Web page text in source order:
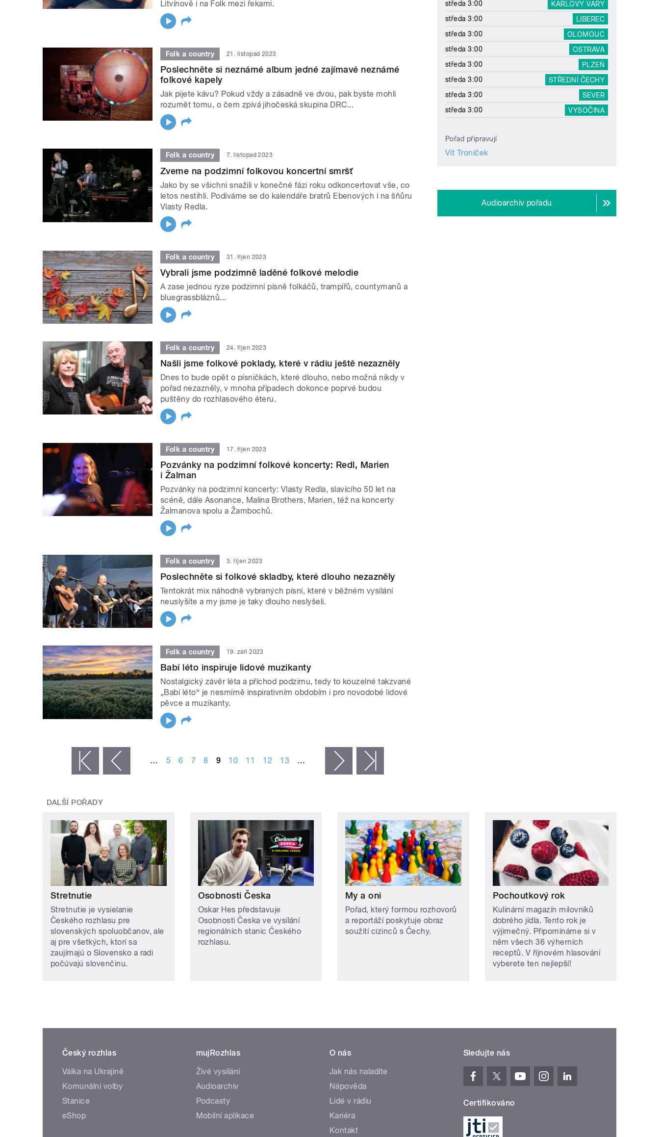
Litvínově i na Folk mezi řekami.
Folk a country 21. listopad 2023
Poslechněte si neznámé album jedné zajímavé neznámé
folkové kapely
Jak pijete kávu? Pokud vždy a zásadně ve dvou, pak byste mohli
rozumět tomu, o čem zpívá jihočeská skupina DRC...
Folk a country 7. listopad 2023
Zveme na podzimní folkovou koncertní smršť
Jako by se všichni snažili v konečné fázi roku odkoncertovat vše, co
letos nestihli. Podíváme se do kalendáře bratrů Ebenových i na šňůru
Vlasty Redla.
Folk a country 31. říjen 2023
Vybrali jsme podzimně laděné folkové melodie
A zase jednou ryze podzimní písně folkáčů, trampířů, countymanů a
bluegrassbláznů...
Folk a country 24. říjen 2023
Našli jsme folkové poklady, které v rádiu ještě nezazněly
Dnes to bude opět o písničkách, které dlouho, nebo možná nikdy v
pořad nezazněly, v mnoha případech dokonce poprvé budou
puštěny do rozhlasového éteru.
Folk a country 17. říjen 2023
Pozvánky na podzimní folkové koncerty: Redl, Marien
i Žalman
Pozvánky na podzimní koncerty: Vlasty Redla, slavícího 50 let na
scéně, dále Asonance, Malina Brothers, Marien, též na koncerty
Žalmanova spolu a Žambochů.
Folk a country 3. říjen 2023
Poslechněte si folkové skladby, které dlouho nezazněly
Tentokrát mix náhodně vybraných písní, které v běžném vysílání
neuslyšíte a my jsme je taky dlouho neslyšeli.
Folk a country 19. září 2023
Babí léto inspiruje lidové muzikanty
Nostalgický závěr léta a příchod podzimu, tedy to kouzelné takzvané
„Babí léto“ je nesmírně inspirativním obdobím i pro novodobé lidové
pěvce a muzikanty.
‹ předchozí … 5 6 7 8 9 10 11 12 13 … následující ›
středa 3:00
KARLOVY VARY
středa 3:00
LIBEREC
středa 3:00
OLOMOUC
středa 3:00
OSTRAVA
středa 3:00
PLZEŇ
středa 3:00
STŘEDNÍ ČECHY
středa 3:00
SEVER
středa 3:00
VYSOČINA
Pořad připravují
Vít Troníček
Audioarchiv pořadu
DALŠÍ POŘADY
Stretnutie
Stretnutie je vysielanie
Českého rozhlasu pre
slovenských spoluobčanov, ale
aj pre všetkých, ktorí sa
zaujímajú o Slovensko a radi
počúvajú slovenčinu.
Osobnosti Česka
Oskar Hes představuje
Osobnosti Česka ve vysílání
regionálních stanic Českého
rozhlasu.
My a oni
Pořad, který formou rozhovorů
a reportáží poskytuje obraz
soužití cizinců s Čechy.
Pochoutkový rok
Kulinární magazín milovníků
dobrého jídla. Tento rok je
výjimečný. Připomínáme si v
něm všech 36 výherních
receptů. V říjnovém hlasování
vyberete ten nejlepší!
Český rozhlas
Válka na Ukrajině
Komunální volby
Stanice
eShop
mujRozhlas
Živé vysílání
Audioarchiv
Podcasty
Mobilní aplikace
O nás
Jak nás naladíte
Nápověda
Lidé v rádiu
Kariéra
Kontakt
Sledujte nás
Certifikováno